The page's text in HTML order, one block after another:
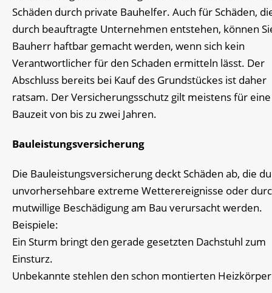
Schäden durch private Bauhelfer. Auch für Schäden,
durch beauftragte Unternehmen entstehen, können
Bauherr haftbar gemacht werden, wenn sich kein
Verantwortlicher für den Schaden ermitteln lässt. Der
Abschluss bereits bei Kauf des Grundstückes ist daher
ratsam. Der Versicherungsschutz gilt meistens für eine
Bauzeit von bis zu zwei Jahren.
Bauleistungsversicherung
Die Bauleistungsversicherung deckt Schäden ab, die
unvorhersehbare extreme Wetterereignisse oder
mutwillige Beschädigung am Bau verursacht werden.
Beispiele:
Ein Sturm bringt den gerade gesetzten Dachstuhl zum
Einsturz.
Unbekannte stehlen den schon montierten